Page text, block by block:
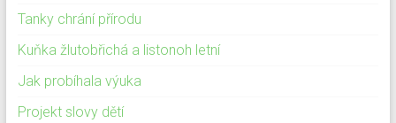
Tanky chrání přírodu
Kuňka žlutobřichá a listonoh letní
Jak probíhala výuka
Projekt slovy dětí